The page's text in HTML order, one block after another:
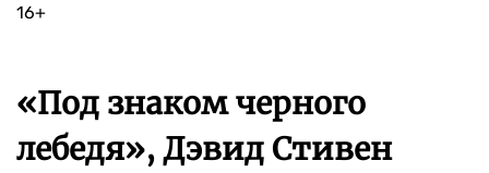
16+
«Под знаком черного
лебедя», Дэвид Стивен